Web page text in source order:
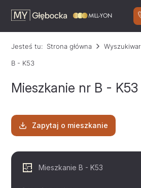
Jesteś tu: Strona główna
B - K53
Mieszkanie nr B - K53
Zapytaj o mieszkanie
Mieszkanie B - K53